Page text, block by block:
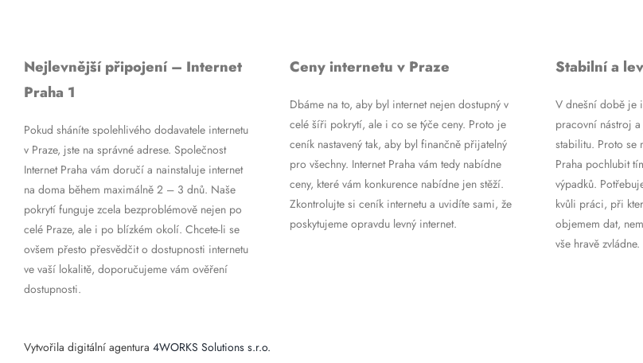
Nejlevnější připojení – Internet
Praha 1
Pokud sháníte spolehlivého dodavatele internetu
v Praze, jste na správné adrese. Společnost
Internet Praha vám doručí a nainstaluje internet
na doma během maximálně 2 – 3 dnů. Naše
pokrytí funguje zcela bezproblémově nejen po
celé Praze, ale i po blízkém okolí. Chcete-li se
ovšem přesto přesvědčit o dostupnosti internetu
ve vaší lokalitě, doporučujeme vám ověření
dostupnosti.
Ceny internetu v Praze
Dbáme na to, aby byl internet nejen dostupný v
celé šíři pokrytí, ale i co se týče ceny. Proto je
ceník nastavený tak, aby byl finančně přijatelný
pro všechny. Internet Praha vám tedy nabídne
ceny, které vám konkurence nabídne jen stěží.
Zkontrolujte si ceník internetu a uvidíte sami, že
poskytujeme opravdu levný internet.
Stabilní a
V dnešní době je
pracovní nástroj
stabilitu. Proto se
Praha pochlubit
výpadků.
kvůli práci, při
objemem dat,
vše hravě zvládne.
Vytvořila digitální agentura 4WORKS Solutions s.r.o.